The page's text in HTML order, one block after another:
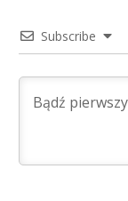
Subscribe